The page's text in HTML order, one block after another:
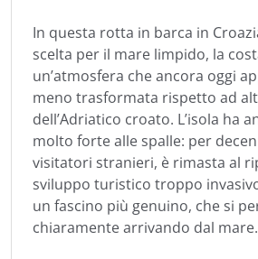
In questa rotta in barca in
scelta per il mare limpido, la
un’atmosfera che ancora oggi
meno trasformata rispetto ad
dell’Adriatico croato. L’isola ha
molto forte alle spalle: per
visitatori stranieri, è rimasta al
sviluppo turistico troppo
un fascino più genuino, che si
chiaramente arrivando dal mare.